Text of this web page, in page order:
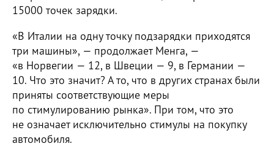
15000 точек зарядки.
«В Италии на одну точку подзарядки приходятся
три машины», — продолжает Менга, —
«в Норвегии — 12, в Швеции — 9, в Германии —
10. Что это значит? А то, что в других странах были
приняты соответствующие меры
по стимулированию рынка». При том, что это
не означает исключительно стимулы на покупку
автомобиля.